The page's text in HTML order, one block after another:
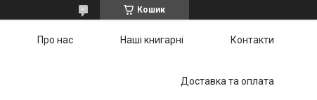
Кошик
Про нас Наші книгарні Контакти
Доставка та оплата